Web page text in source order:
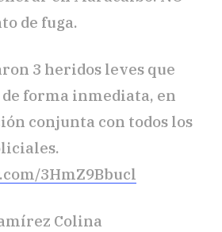
de fuga.
3 heridos leves que
forma inmediata, en
conjunta con todos los
3HmZ9Bbucl
Colina